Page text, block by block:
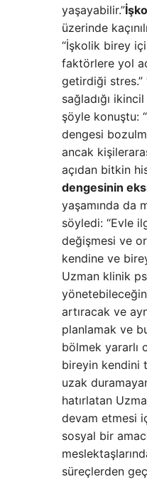
yaşayabilir.”
üzerinde
“İşkolik birey
faktörlere yol
getirdiği stres.”
sağladığı
şöyle konuştu:
dengesi
ancak
açıdan bitkin
dengesinin
yaşamında da
söyledi: “Evle
değişmesi ve
kendine ve
Uzman klinik
artıracak ve
planlamak ve
bölmek yararlı
bireyin kendini
uzak
hatırlatan
devam etmesi
sosyal bir
süreçlerden